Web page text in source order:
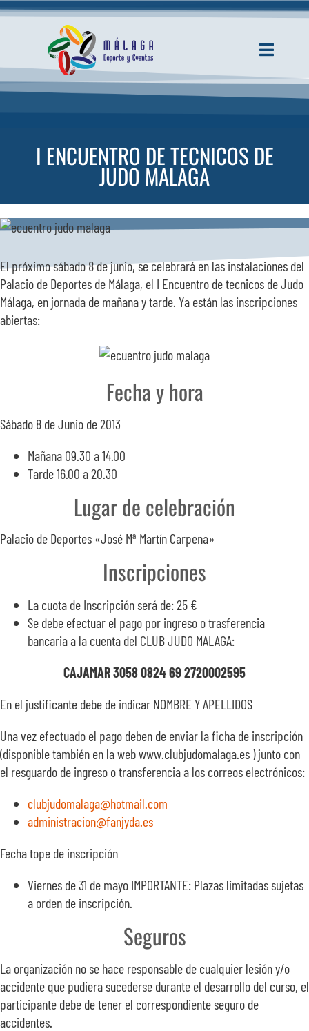
Saltar
Toggle
INICIO
EVENTOS
ESPACIOS
SOBRE NOSOTROS
I ENCUENTRO DE TECNICOS DE
JUDO MALAGA
El próximo sábado 8 de junio, se celebrará en las instalaciones del
Palacio de Deportes de Málaga, el I Encuentro de tecnicos de Judo
Málaga, en jornada de mañana y tarde. Ya están las inscripciones
abiertas:
Fecha y hora
Sábado 8 de Junio de 2013
Mañana 09.30 a 14.00
Tarde 16.00 a 20.30
Lugar de celebración
Palacio de Deportes «José Mª Martín Carpena»
Inscripciones
La cuota de Inscripción será de: 25 €
Se debe efectuar el pago por ingreso o trasferencia
bancaria a la cuenta del CLUB JUDO MALAGA:
CAJAMAR 3058 0824 69 2720002595
En el justificante debe de indicar NOMBRE Y APELLIDOS
Una vez efectuado el pago deben de enviar la ficha de inscripción
(disponible también en la web www.clubjudomalaga.es ) junto con
el resguardo de ingreso o transferencia a los correos electrónicos:
clubjudomalaga@hotmail.com
administracion@fanjyda.es
Fecha tope de inscripción
Viernes de 31 de mayo IMPORTANTE: Plazas limitadas sujetas
a orden de inscripción.
Seguros
La organización no se hace responsable de cualquier lesión y/o
accidente que pudiera sucederse durante el desarrollo del curso, el
participante debe de tener el correspondiente seguro de
accidentes.